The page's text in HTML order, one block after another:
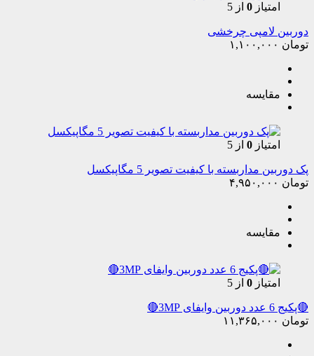
امتیاز 0 از 5
دوربین لامپی چرخشی
تومان
مقایسه
امتیاز 0 از 5
پک دوربین مداربسته با کیفیت تصویر 5 مگاپیکسل
تومان
مقایسه
امتیاز 0 از 5
🔴پکیج 6 عدد دوربین وایفای 3MP🔴
تومان